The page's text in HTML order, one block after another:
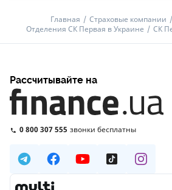
Главная Страховые компании
Отделения СК Первая в Украине
СК
Рассчитывайте на
0 800 307 555 звонки бесплатны